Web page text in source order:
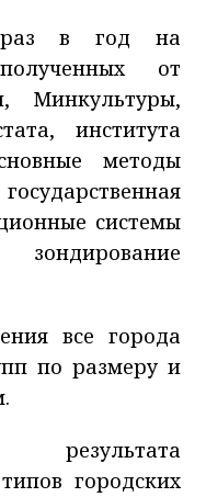
раз в год на
от
Минкультуры,
института
методы
системы
все города
по размеру и
результата
городских